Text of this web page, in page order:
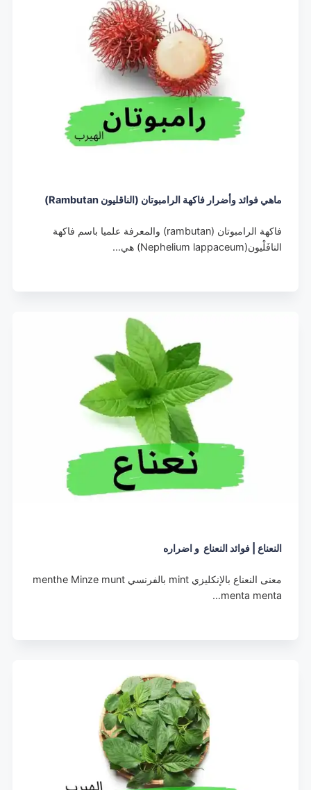
ماهي فوائد وأضرار فاكهة الرامبوتان (الناقليون Rambutan)
فاكهة الرامبوتان (rambutan) والمعرفة علميا باسم فاكهة
النافَلْيون(Nephelium lappaceum) هي…
النعناع | فوائد النعناع و اضراره
معنى النعناع بالإنكليزي mint بالفرنسي menthe Minze munt
menta menta…